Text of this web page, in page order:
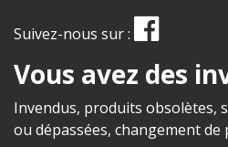
Suivez-nous sur :
Vous avez des
Invendus, produits obsolètes,
ou dépassées, changement de